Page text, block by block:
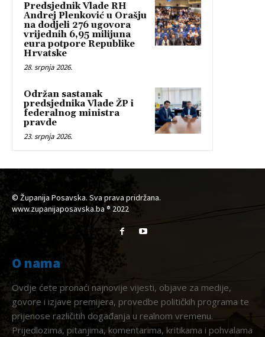
Predsjednik Vlade RH
Andrej Plenković u Orašju
na dodjeli 276 ugovora
vrijednih 6,95 milijuna
eura potpore Republike
Hrvatske
28. srpnja 2026.
Održan sastanak
predsjednika Vlade ŽP i
federalnog ministra
pravde
23. srpnja 2026.
© Županija Posavska. Sva prava pridržana.
www.zupanijaposavska.ba ® 2022
O nama
Ovdje ćete pronaći najnovije vijesti, objave za medije,
govore i izjave premijera, provedbe političkih programa te
prijenose različitih događanja u realnom vremenu.
Prijedlozima, pitanjima, komentarima, kritikama i pohvalama